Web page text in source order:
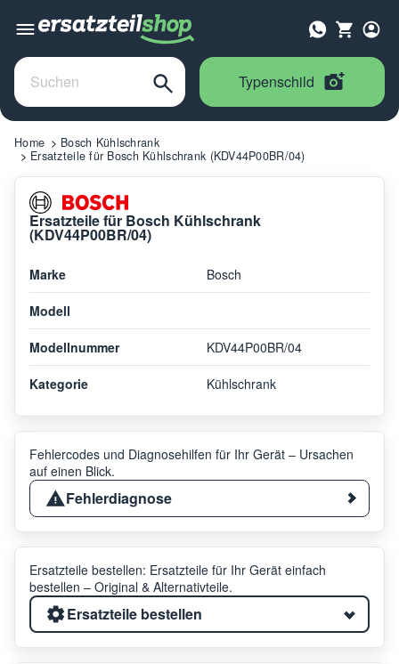
Typenschild
Home
Bosch Kühlschrank
Ersatzteile für Bosch Kühlschrank (KDV44P00BR/04)
Ersatzteile für Bosch Kühlschrank
(KDV44P00BR/04)
Marke Bosch
Modell
Modellnummer KDV44P00BR/04
Kategorie Kühlschrank
Fehlercodes und Diagnosehilfen für Ihr Gerät – Ursachen
auf einen Blick.
Fehlerdiagnose
Ersatzteile bestellen: Ersatzteile für Ihr Gerät einfach
bestellen – Original & Alternativteile.
Ersatzteile bestellen